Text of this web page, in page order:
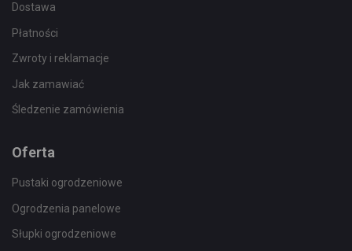
Dostawa
Płatności
Zwroty i reklamacje
Jak zamawiać
Śledzenie zamówienia
Oferta
Pustaki ogrodzeniowe
Ogrodzenia panelowe
Słupki ogrodzeniowe